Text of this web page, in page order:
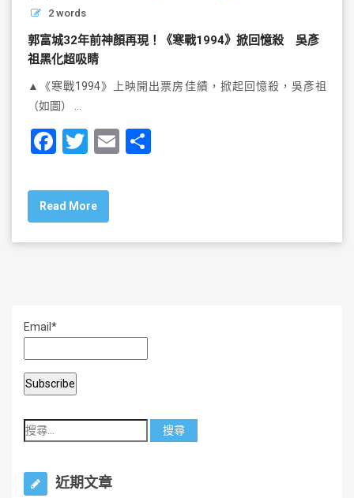
2 words
郭富城32年前神顏再現！《寒戰1994》掀回憶殺 吳彥
祖黑化超吸睛
▲《寒戰1994》上映開出票房佳績，掀起回憶殺，吳彥祖
（如圖） …
F
c
e
b
k
T
tt
er
E
Read More
Email*
近期文章